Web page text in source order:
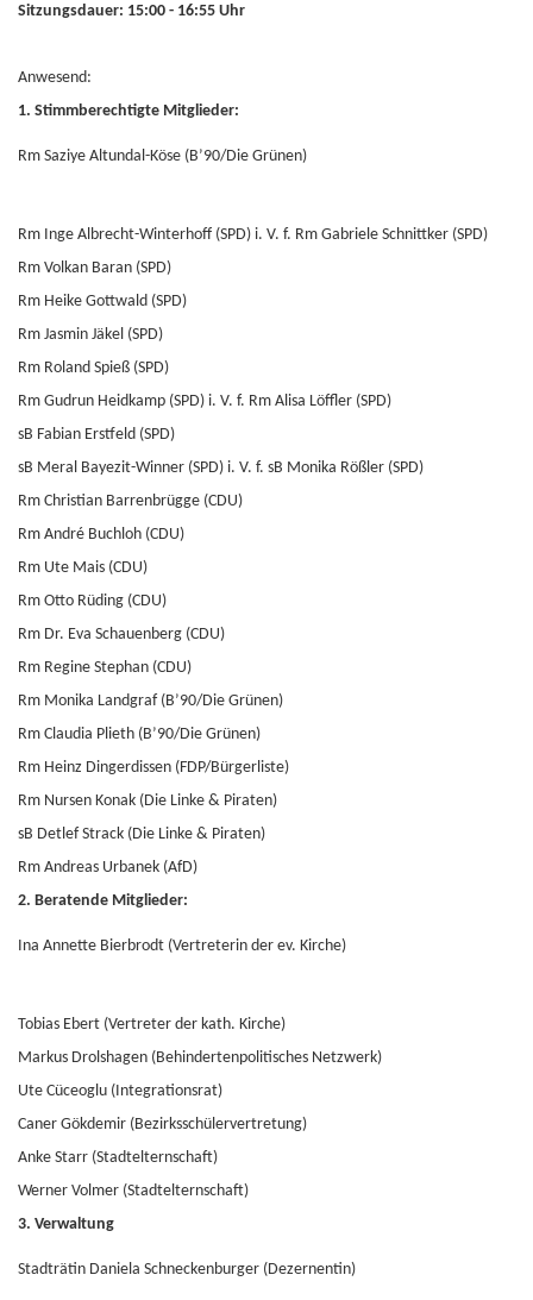
Sitzungsdauer: 15:00 - 16:55 Uhr
Anwesend:
1. Stimmberechtigte Mitglieder:
Rm Saziye Altundal-Köse (B’90/Die Grünen)
Rm Inge Albrecht-Winterhoff (SPD) i. V. f. Rm Gabriele Schnittker (SPD)
Rm Volkan Baran (SPD)
Rm Heike Gottwald (SPD)
Rm Jasmin Jäkel (SPD)
Rm Roland Spieß (SPD)
Rm Gudrun Heidkamp (SPD) i. V. f. Rm Alisa Löffler (SPD)
sB Fabian Erstfeld (SPD)
sB Meral Bayezit-Winner (SPD) i. V. f. sB Monika Rößler (SPD)
Rm Christian Barrenbrügge (CDU)
Rm André Buchloh (CDU)
Rm Ute Mais (CDU)
Rm Otto Rüding (CDU)
Rm Dr. Eva Schauenberg (CDU)
Rm Regine Stephan (CDU)
Rm Monika Landgraf (B’90/Die Grünen)
Rm Claudia Plieth (B’90/Die Grünen)
Rm Heinz Dingerdissen (FDP/Bürgerliste)
Rm Nursen Konak (Die Linke & Piraten)
sB Detlef Strack (Die Linke & Piraten)
Rm Andreas Urbanek (AfD)
2. Beratende Mitglieder:
Ina Annette Bierbrodt (Vertreterin der ev. Kirche)
Tobias Ebert (Vertreter der kath. Kirche)
Markus Drolshagen (Behindertenpolitisches Netzwerk)
Ute Cüceoglu (Integrationsrat)
Caner Gökdemir (Bezirksschülervertretung)
Anke Starr (Stadtelternschaft)
Werner Volmer (Stadtelternschaft)
3. Verwaltung
Stadträtin Daniela Schneckenburger (Dezernentin)